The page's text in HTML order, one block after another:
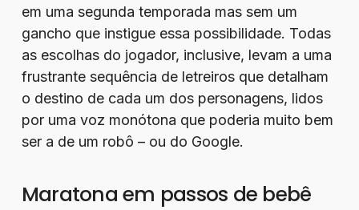
em uma segunda temporada mas sem um
gancho que instigue essa possibilidade. Todas
as escolhas do jogador, inclusive, levam a uma
frustrante sequência de letreiros que detalham
o destino de cada um dos personagens, lidos
por uma voz monótona que poderia muito bem
ser a de um robô – ou do Google.
Maratona em passos de bebê